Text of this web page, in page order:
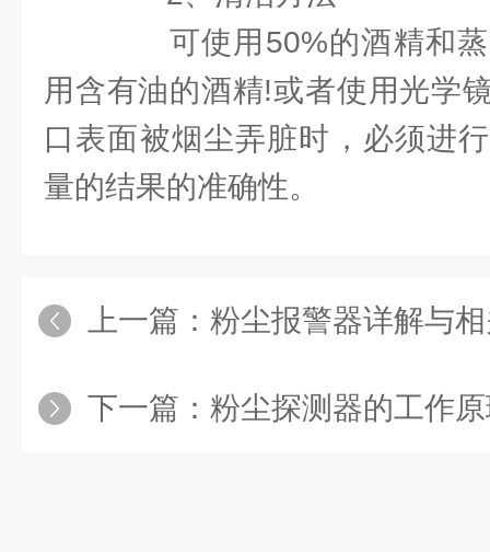
可使用50%的酒精和蒸
用含有油的酒精!或者使用光学
口表面被烟尘弄脏时，必须进
量的结果的准确性。
上一篇： 粉尘报警器详解与
下一篇： 粉尘探测器的工作